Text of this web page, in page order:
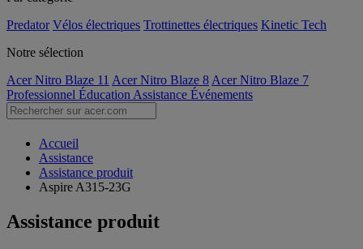
Predator Vélos électriques Trottinettes électriques Kinetic Tech
Notre sélection
Acer Nitro Blaze 11 Acer Nitro Blaze 8 Acer Nitro Blaze 7
Professionnel Éducation Assistance Événements
Accueil
Assistance
Assistance produit
Aspire A315-23G
Assistance produit